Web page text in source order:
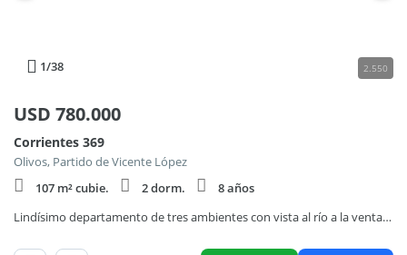
1/38 2.550
USD 780.000
Corrientes 369
Olivos, Partido de Vicente López
107 m² cubie.
2 dorm.
8 años
Lindísimo departamento de tres ambientes con vista al río a la venta, en el Puerto de Olivos.